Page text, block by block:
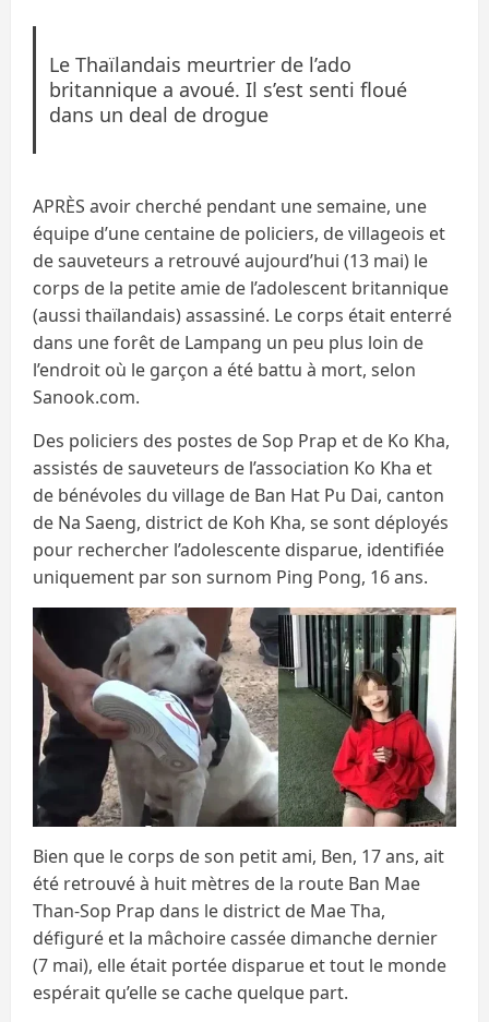
Le Thaïlandais meurtrier de l’ado
britannique a avoué. Il s’est senti floué
dans un deal de drogue
APRÈS avoir cherché pendant une semaine, une
équipe d’une centaine de policiers, de villageois et
de sauveteurs a retrouvé aujourd’hui (13 mai) le
corps de la petite amie de l’adolescent britannique
(aussi thaïlandais) assassiné. Le corps était enterré
dans une forêt de Lampang un peu plus loin de
l’endroit où le garçon a été battu à mort, selon
Sanook.com.
Des policiers des postes de Sop Prap et de Ko Kha,
assistés de sauveteurs de l’association Ko Kha et
de bénévoles du village de Ban Hat Pu Dai, canton
de Na Saeng, district de Koh Kha, se sont déployés
pour rechercher l’adolescente disparue, identifiée
uniquement par son surnom Ping Pong, 16 ans.
Bien que le corps de son petit ami, Ben, 17 ans, ait
été retrouvé à huit mètres de la route Ban Mae
Than-Sop Prap dans le district de Mae Tha,
défiguré et la mâchoire cassée dimanche dernier
(7 mai), elle était portée disparue et tout le monde
espérait qu’elle se cache quelque part.